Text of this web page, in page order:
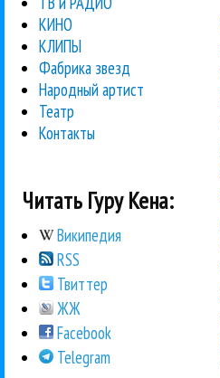
КИНО
КЛИПЫ
Фабрика звезд
Народный артист
Театр
Контакты
Читать Гуру Кена:
Википедия
RSS
Твиттер
ЖЖ
Facebook
Telegram